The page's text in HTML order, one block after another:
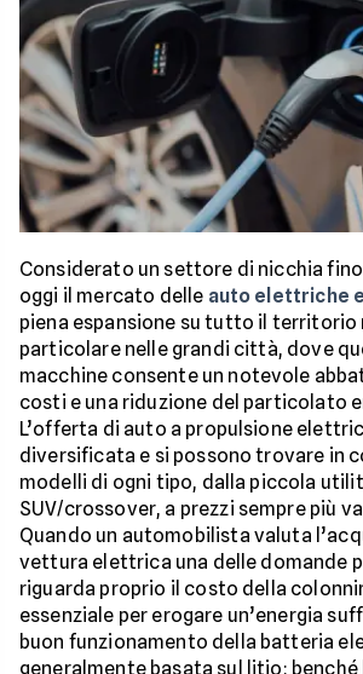
Considerato un settore di nicchia
oggi il mercato delle auto elettriche
piena espansione su tutto il territorio
particolare nelle grandi città, dove
macchine consente un notevole
costi e una riduzione del particolato
L’offerta di auto a propulsione
diversificata e si possono trovare in
modelli di ogni tipo, dalla piccola
SUV/crossover, a prezzi sempre più
Quando un automobilista valuta
vettura elettrica una delle domande
riguarda proprio il costo della
essenziale per erogare un’energia
buon funzionamento della batteria
generalmente basata sul litio: